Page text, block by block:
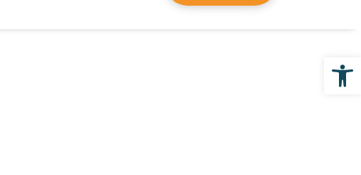
Ouvrir